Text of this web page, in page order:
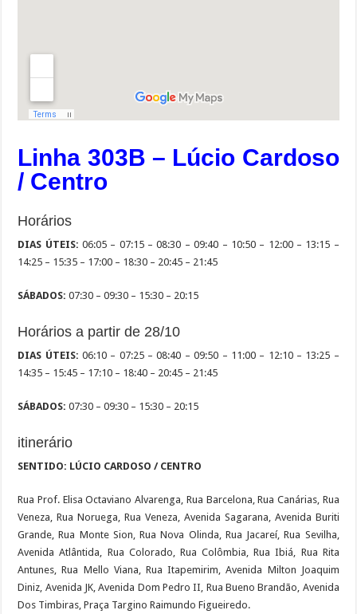
Linha 303B – Lúcio Cardoso
/ Centro
Horários
DIAS ÚTEIS: 06:05 – 07:15 – 08:30 – 09:40 – 10:50 – 12:00 – 13:15 –
14:25 – 15:35 – 17:00 – 18:30 – 20:45 – 21:45
SÁBADOS: 07:30 – 09:30 – 15:30 – 20:15
Horários a partir de 28/10
DIAS ÚTEIS: 06:10 – 07:25 – 08:40 – 09:50 – 11:00 – 12:10 – 13:25 –
14:35 – 15:45 – 17:10 – 18:40 – 20:45 – 21:45
SÁBADOS: 07:30 – 09:30 – 15:30 – 20:15
itinerário
SENTIDO: LÚCIO CARDOSO / CENTRO
Rua Prof. Elisa Octaviano Alvarenga, Rua Barcelona, Rua Canárias, Rua
Veneza, Rua Noruega, Rua Veneza, Avenida Sagarana, Avenida Buriti
Grande, Rua Monte Sion, Rua Nova Olinda, Rua Jacareí, Rua Sevilha,
Avenida Atlântida, Rua Colorado, Rua Colômbia, Rua Ibiá, Rua Rita
Antunes, Rua Mello Viana, Rua Itapemirim, Avenida Milton Joaquim
Diniz, Avenida JK, Avenida Dom Pedro II, Rua Bueno Brandão, Avenida
Dos Timbiras, Praça Targino Raimundo Figueiredo.